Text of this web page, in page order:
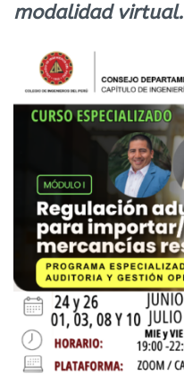
modalidad virtual.